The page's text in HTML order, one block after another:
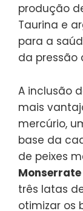
produção
Taurina e
para a
da pressão
A inclusão
mais
mercúrio,
base da
de peixes
Monserrate
três latas
otimizar os